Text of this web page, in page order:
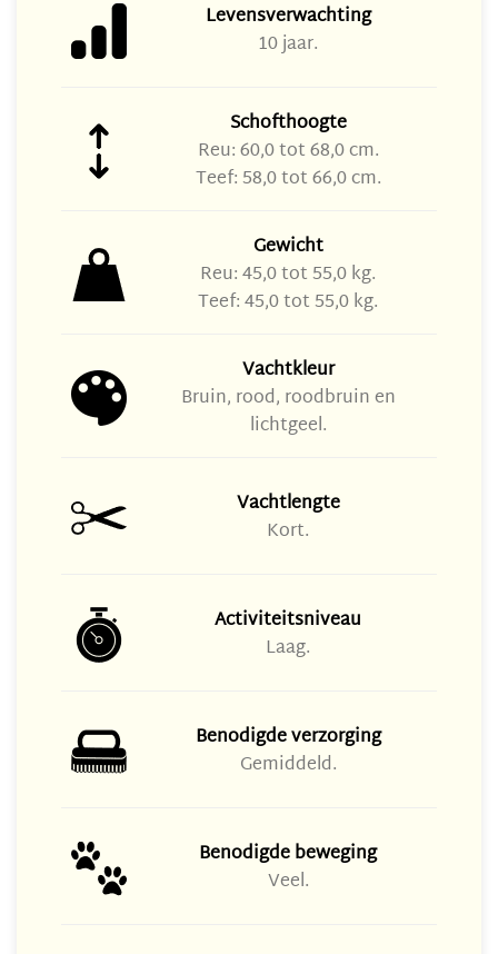
Levensverwachting
10 jaar.
Schofthoogte
Reu: 60,0 tot 68,0 cm.
Teef: 58,0 tot 66,0 cm.
Gewicht
Reu: 45,0 tot 55,0 kg.
Teef: 45,0 tot 55,0 kg.
Vachtkleur
Bruin, rood, roodbruin en
lichtgeel.
Vachtlengte
Kort.
Activiteitsniveau
Laag.
Benodigde verzorging
Gemiddeld.
Benodigde beweging
Veel.